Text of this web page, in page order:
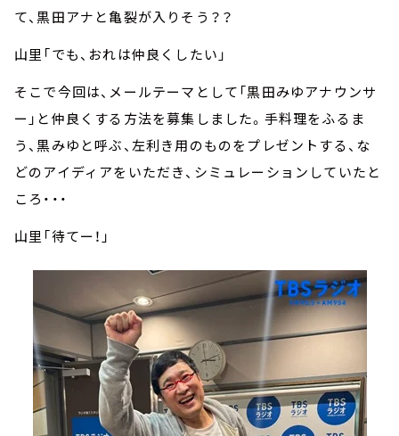
て、黒田アナと亀裂が入りそう？？
山里「でも、おれは仲良くしたい」
そこで今回は、メールテーマとして「黒田みゆアナウンサ
ー」と仲良くする方法を募集しました。手料理をふるま
う、黒みゆと呼ぶ、左利き用のものをプレゼントする、な
どのアイディアをいただき、シミュレーションしていたと
ころ・・・
山里「待てー！」